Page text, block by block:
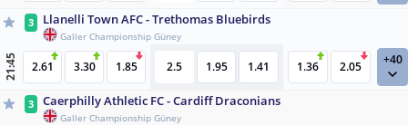
3 Llanelli Town AFC - Trethomas Bluebirds
Galler Championship Güney
21:45 2.61 3.30 1.85 2.5 1.95 1.41 1.36 2.05 +40
3 Caerphilly Athletic FC - Cardiff Draconians
Galler Championship Güney